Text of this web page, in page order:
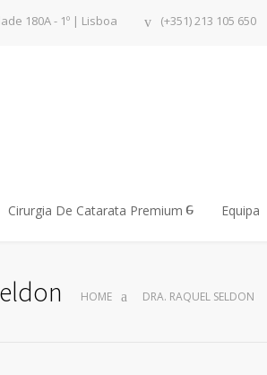
180A - 1º | Lisboa (+351) 213 105 650
Cirurgia De Catarata Premium Equipa
HOME DRA. RAQUEL SELDON